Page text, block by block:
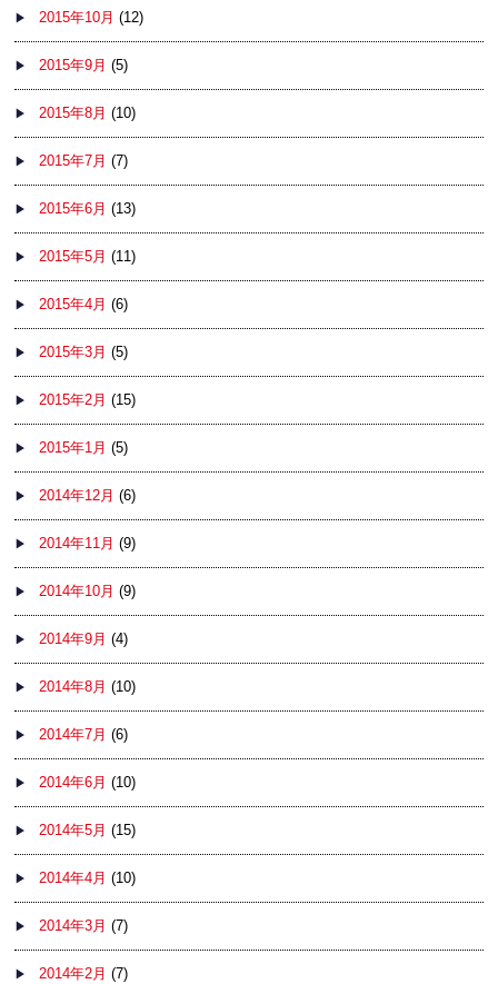
2015年10月 (12)
2015年9月 (5)
2015年8月 (10)
2015年7月 (7)
2015年6月 (13)
2015年5月 (11)
2015年4月 (6)
2015年3月 (5)
2015年2月 (15)
2015年1月 (5)
2014年12月 (6)
2014年11月 (9)
2014年10月 (9)
2014年9月 (4)
2014年8月 (10)
2014年7月 (6)
2014年6月 (10)
2014年5月 (15)
2014年4月 (10)
2014年3月 (7)
2014年2月 (7)